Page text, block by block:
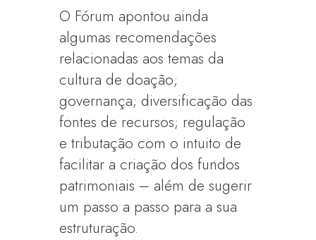
O Fórum apontou ainda
algumas recomendações
relacionadas aos temas da
cultura de doação;
governança; diversificação das
fontes de recursos; regulação
e tributação com o intuito de
facilitar a criação dos fundos
patrimoniais – além de sugerir
um passo a passo para a sua
estruturação.